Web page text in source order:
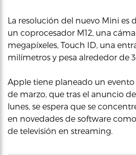
La resolución del nuevo Mini es
un coprocesador M12, una
megapíxeles, Touch ID, una
milímetros y pesa alrededor de
Apple tiene planeado un
de marzo, que tras el anuncio
lunes, se espera que se
en novedades de software
de televisión en streaming.